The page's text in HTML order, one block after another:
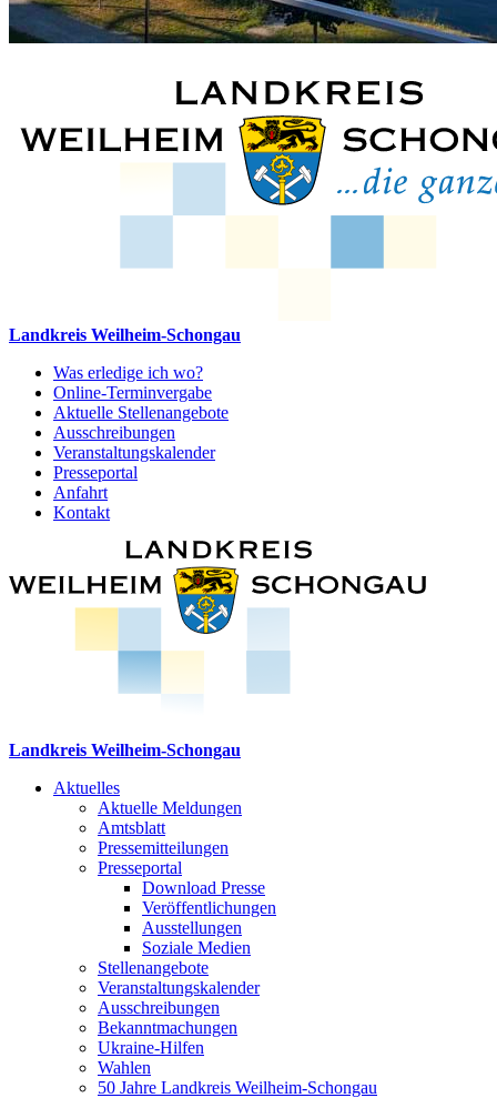
Landkreis Weilheim-Schongau
Was erledige ich wo?
Online-Terminvergabe
Aktuelle Stellenangebote
Ausschreibungen
Veranstaltungskalender
Presseportal
Anfahrt
Kontakt
Landkreis Weilheim-Schongau
Aktuelles
Aktuelle Meldungen
Amtsblatt
Pressemitteilungen
Presseportal
Download Presse
Veröffentlichungen
Ausstellungen
Soziale Medien
Stellenangebote
Veranstaltungskalender
Ausschreibungen
Bekanntmachungen
Ukraine-Hilfen
Wahlen
50 Jahre Landkreis Weilheim-Schongau